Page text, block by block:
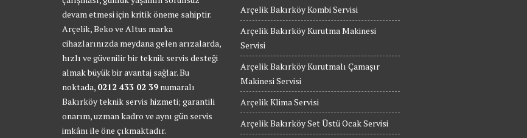
devam etmesi için kritik öneme sahiptir.
Arçelik, Beko ve Altus marka
cihazlarınızda meydana gelen arızalarda,
hızlı ve güvenilir bir teknik servis desteği
almak büyük bir avantaj sağlar. Bu
noktada, 0212 433 02 39 numaralı
Bakırköy teknik servis hizmeti; garantili
onarım, uzman kadro ve aynı gün servis
imkânı ile öne çıkmaktadır.
Arçelik Bakırköy Kombi Servisi
Arçelik Bakırköy Kurutma Makinesi
Servisi
Arçelik Bakırköy Kurutmalı Çamaşır
Makinesi Servisi
Arçelik Klima Servisi
Arçelik Bakırköy Set Üstü Ocak Servisi